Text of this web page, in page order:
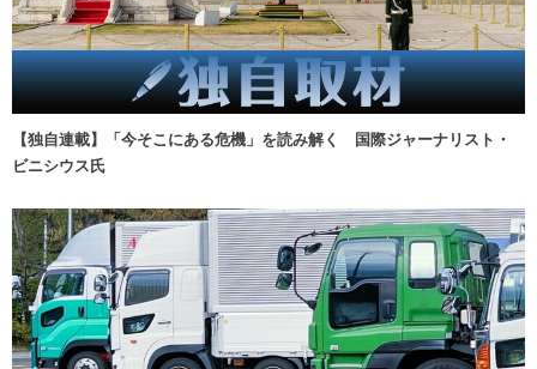
【独自連載】「今そこにある危機」を読み解く 国際ジャーナリスト・
ビニシウス氏